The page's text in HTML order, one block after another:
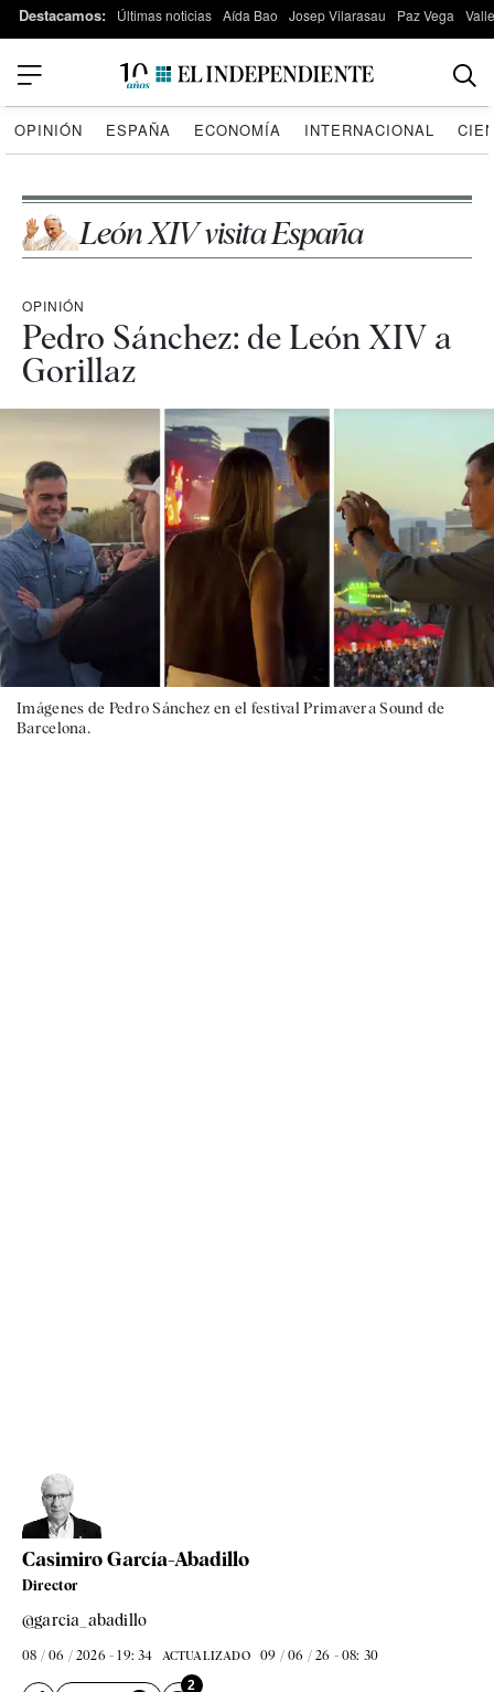
Destacamos: Últimas noticias Aída Bao Josep Vilarasau Paz Vega
OPINIÓN ESPAÑA ECONOMÍA INTERNACIONAL
León XIV visita España
OPINIÓN
Pedro Sánchez: de León XIV a
Gorillaz
Imágenes de Pedro Sánchez en el festival Primavera Sound de
Barcelona.
Casimiro García-Abadillo
Director
@garcia_abadillo
08 / 06 / 2026 - 19: 34 ACTUALIZADO 09 / 06 / 26 - 08: 30
2